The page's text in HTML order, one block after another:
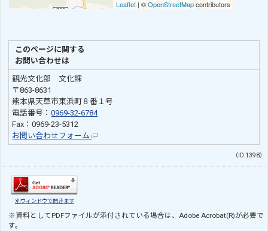
このページに関する
お問い合わせは
観光文化部 文化課
〒863-8631
熊本県天草市東浜町８番１号
電話番号：0969-32-6784
Fax：0969-23-5312
お問い合わせフォーム
（ID:1398）
別ウィンドウで開きます
※資料としてPDFファイルが添付されている場合は、Adobe Acrobat(R)が必要で
す。